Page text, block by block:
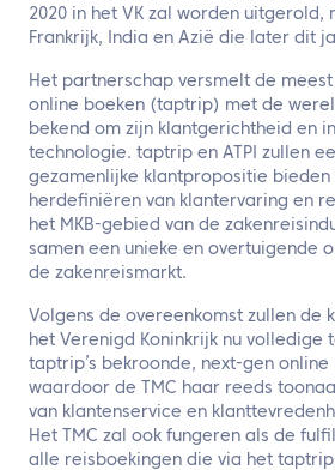
2020 in het VK zal worden uitgerold,
Frankrijk, India en Azië die later dit
Het partnerschap versmelt de
online boeken (taptrip) met de
bekend om zijn klantgerichtheid en
technologie. taptrip en ATPI zullen
gezamenlijke klantpropositie bieden
herdefiniëren van klantervaring en
het MKB-gebied van de
samen een unieke en overtuigende
de zakenreismarkt.
Volgens de overeenkomst zullen de
het Verenigd Koninkrijk nu volledige
taptrip’s bekroonde, next-gen online
waardoor de TMC haar reeds
van klantenservice en
Het TMC zal ook fungeren als de
alle reisboekingen die via het